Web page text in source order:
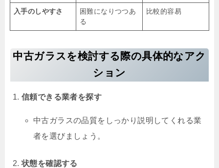
入手のしやすさ
困難になりつつあ
る
比較的容易
中古ガラスを検討する際の具体的なアク
ション
信頼できる業者を探す
中古ガラスの品質をしっかり説明してくれる業
者を選びましょう。
状態を確認する